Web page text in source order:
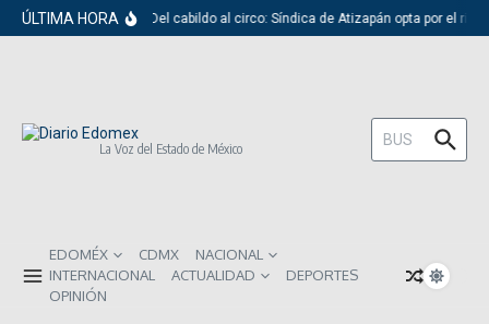
Saltar al contenido
ÚLTIMA HORA Del cabildo al circo: Síndica de Atizapán opta por el
La Voz del Estado de México
Buscar:
EDOMÉX CDMX
NACIONAL
INTERNACIONAL
ACTUALIDAD
DEPORTES
OPINIÓN